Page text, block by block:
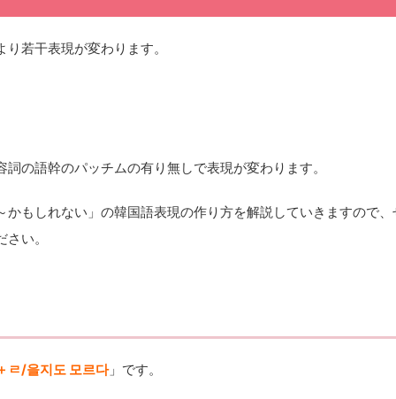
若干表現が変わります。
の語幹のパッチムの有り無しで表現が変わります。
もしれない」の韓国語表現の作り方を解説していきますので
い。
ㄹ/을지도 모르다」です。